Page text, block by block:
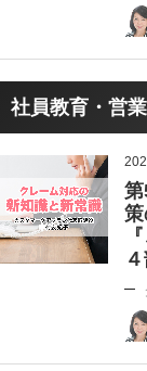
社員教育・営